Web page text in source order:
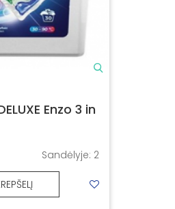
Enzo 3 in
Sandėlyje: 2